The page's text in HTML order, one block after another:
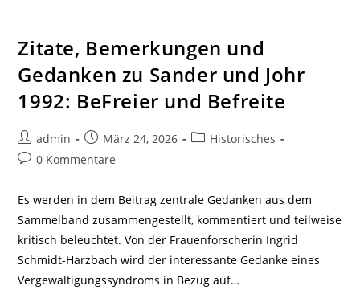
Der
Gewalt“
Et
Al.
2024)
Zitate, Bemerkungen und
Gedanken zu Sander und Johr
1992: BeFreier und Befreite
Beitrags-
Autor:
admin
Beitrag
veröffentlicht:
März 24, 2026
Beitrags-
Historisches
Beitrags-
0 Kommentare
Es werden in dem Beitrag zentrale Gedanken aus dem
Sammelband zusammengestellt, kommentiert und teilweise
kritisch beleuchtet. Von der Frauenforscherin Ingrid
Schmidt-Harzbach wird der interessante Gedanke eines
Vergewaltigungssyndroms in Bezug auf…